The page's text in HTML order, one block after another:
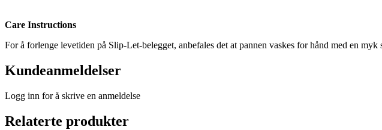
Care Instructions
For å forlenge levetiden på Slip-Let-belegget, anbefales det at pannen vaskes for hånd med en
Kundeanmeldelser
Logg inn for å skrive en anmeldelse
Relaterte produkter